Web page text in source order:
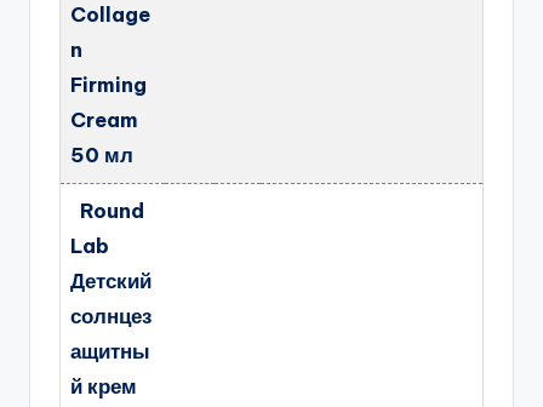
Collage
n
Firming
Cream
50 мл
Round
Lab
Детский
солнцез
ащитны
й крем